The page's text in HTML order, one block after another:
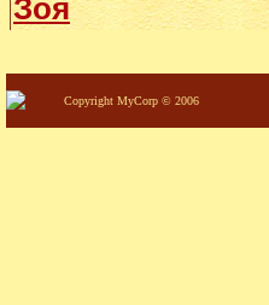
Copyright MyCorp © 2006